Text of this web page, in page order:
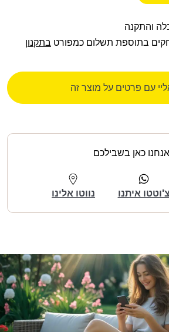
והתקנה
בתוספת תשלום כמפורט בתקנון
עם פרטים על מוצר זה
אנחנו כאן בשבילכם
צ'וטטו איתנו נווטו אלינו